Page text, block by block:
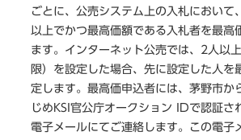
ごとに、公売システム上の入札において
以上でかつ最高価額である入札者を最高
ます。インターネット公売では、2人以
限）を設定した場合、先に設定した人を
定します。最高価申込者には、茅野市か
じめKSI官公庁オークション IDで認証さ
電子メールにてご連絡します。この電子